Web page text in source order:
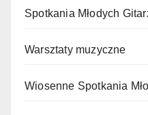
Spotkania Młodych
Warsztaty muzyczne
Wiosenne Spotkania